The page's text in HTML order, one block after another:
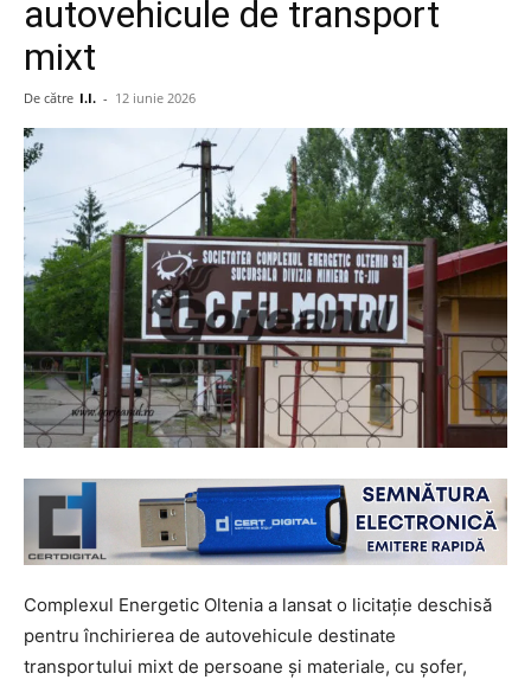
autovehicule de transport
mixt
De către I.I. - 12 iunie 2026
Complexul Energetic Oltenia a lansat o licitație deschisă
pentru închirierea de autovehicule destinate
transportului mixt de persoane și materiale, cu șofer,